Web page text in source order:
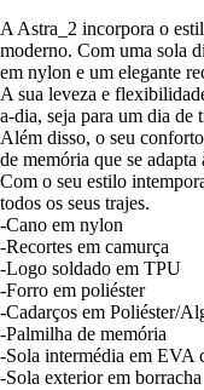
A Astra_2 incorpora o
moderno. Com uma sola
em nylon e um elegante
A sua leveza e
a-dia, seja para um dia de
Além disso, o seu
de memória que se adapta
Com o seu estilo
todos os seus trajes.
-Cano em nylon
-Recortes em camurça
-Logo soldado em TPU
-Forro em poliéster
-Cadarços em Poliéster/
-Palmilha de memória
-Sola intermédia em EVA
-Sola exterior em borracha